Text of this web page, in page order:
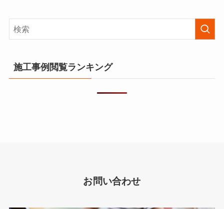
施工事例閲覧ランキング
お問い合わせ